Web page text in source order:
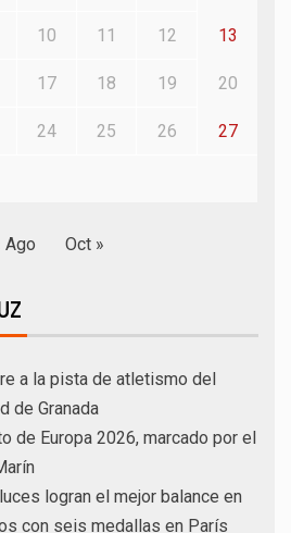
10 11 12 13
17 18 19 20
24 25 26 27
Ago Oct »
a la pista de atletismo del
de Granada
de Europa 2026, marcado por el
logran el mejor balance en
con seis medallas en París